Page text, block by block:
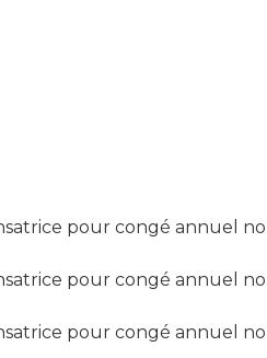
pour congé annuel
pour congé annuel
pour congé annuel